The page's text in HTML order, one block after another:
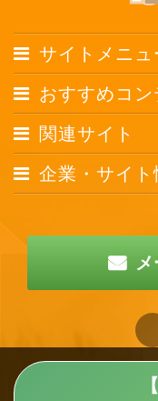
サイトメニュ
おすすめコン
関連サイト
企業・サイト